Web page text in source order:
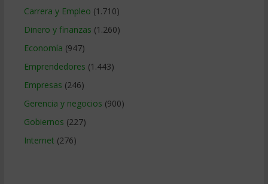
Carrera y Empleo (1.710)
Dinero y finanzas (1.260)
Economía (947)
Emprendedores (1.443)
Empresas (246)
Gerencia y negocios (900)
Gobiernos (227)
Internet (276)